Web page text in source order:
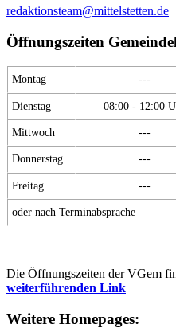
redaktionsteam@mittelstetten.de
Öffnungszeiten
Montag ---
Dienstag 08:00 - 12:00
Mittwoch ---
Donnerstag ---
Freitag ---
oder nach Terminabsprache
Die Öffnungszeiten der VGem
weiterführenden Link
Weitere Homepages: